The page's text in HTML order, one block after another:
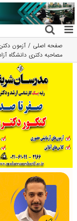
رفتن
به
محتوا
صفحه اصلی آزمون
مصاحبه‌ دکتری دانشگاه